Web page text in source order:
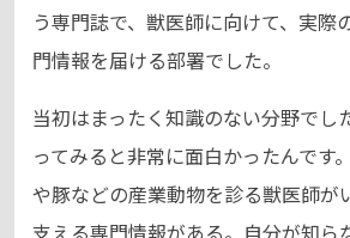
う専門誌で、獣医師に向けて、実際
門情報を届ける部署でした。
当初はまったく知識のない分野でし
ってみると非常に面白かったんです
や豚などの産業動物を診る獣医師が